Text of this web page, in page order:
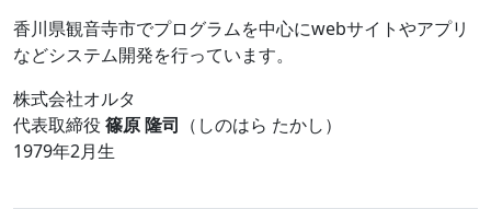
香川県観音寺市でプログラムを中心にwebサイトやアプリ
などシステム開発を行っています。
株式会社オルタ
代表取締役 篠原 隆司 （しのはら たかし）
1979年2月生